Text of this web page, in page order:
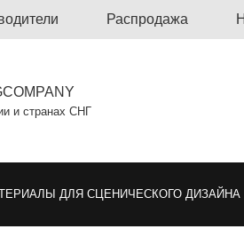
Распродажа
и странах СНГ
ДЛЯ СЦЕНИЧЕСКОГО ДИЗАЙНА